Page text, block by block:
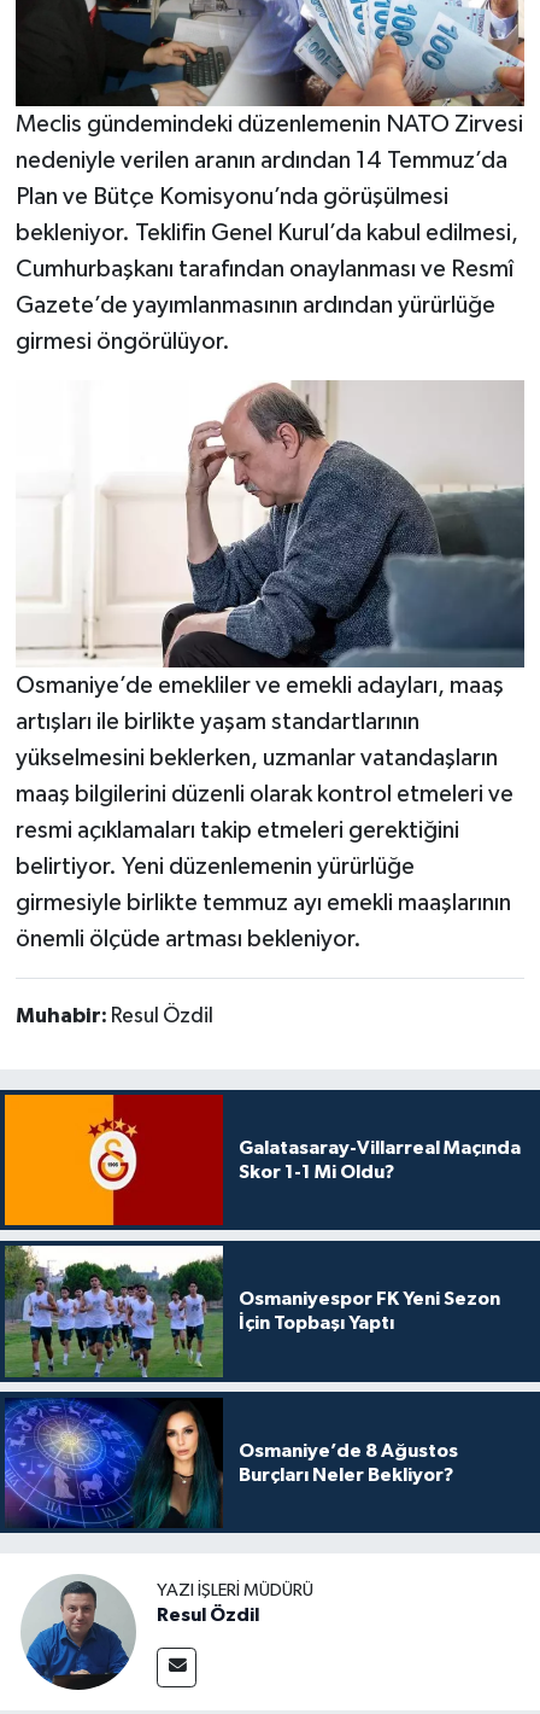
Meclis gündemindeki düzenlemenin NATO Zirvesi
nedeniyle verilen aranın ardından 14 Temmuz’da
Plan ve Bütçe Komisyonu’nda görüşülmesi
bekleniyor. Teklifin Genel Kurul’da kabul edilmesi,
Cumhurbaşkanı tarafından onaylanması ve Resmî
Gazete’de yayımlanmasının ardından yürürlüğe
girmesi öngörülüyor.
Osmaniye’de emekliler ve emekli adayları, maaş
artışları ile birlikte yaşam standartlarının
yükselmesini beklerken, uzmanlar vatandaşların
maaş bilgilerini düzenli olarak kontrol etmeleri ve
resmi açıklamaları takip etmeleri gerektiğini
belirtiyor. Yeni düzenlemenin yürürlüğe
girmesiyle birlikte temmuz ayı emekli maaşlarının
önemli ölçüde artması bekleniyor.
Muhabir: Resul Özdil
Galatasaray-Villarreal Maçında
Skor 1-1 Mi Oldu?
Osmaniyespor FK Yeni Sezon
İçin Topbaşı Yaptı
Osmaniye’de 8 Ağustos
Burçları Neler Bekliyor?
YAZI İŞLERI MÜDÜRÜ
Resul Özdil